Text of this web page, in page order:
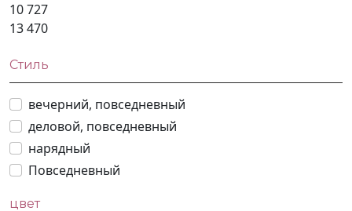
10 727
13 470
Стиль
вечерний, повседневный
деловой, повседневный
нарядный
Повседневный
цвет